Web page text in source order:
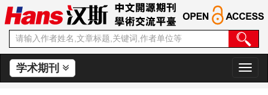
学术期刊
切
换